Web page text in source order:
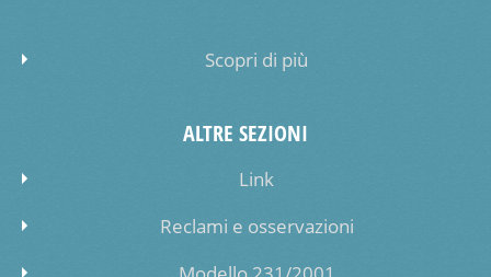
Scopri di più
ALTRE SEZIONI
Link
Reclami e osservazioni